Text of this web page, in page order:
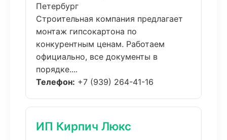
Петербург
Строительная компания предлагает
монтаж гипсокартона по
конкурентным ценам. Работаем
официально, все документы в
порядке....
Телефон: +7 (939) 264-41-16
ИП Кирпич Люкс